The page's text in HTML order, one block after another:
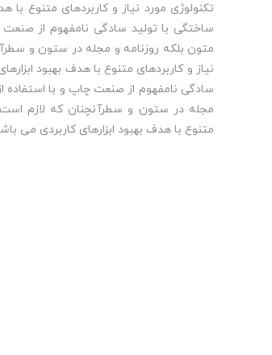
تکنولوژی مورد نیاز و کاربردهای متنوع با
ساختگی با تولید سادگی نامفهوم از
متون بلکه روزنامه و مجله در ستون و
نیاز و کاربردهای متنوع با هدف بهبود
سادگی نامفهوم از صنعت چاپ و با استفاده
مجله در ستون و سطرآنچنان که لازم است
متنوع با هدف بهبود ابزارهای کاربردی می